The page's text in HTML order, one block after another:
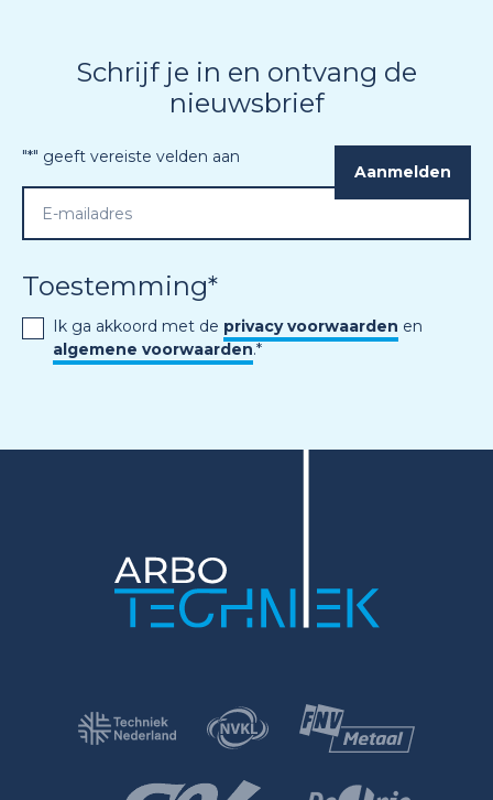
Schrijf je in en ontvang de
nieuwsbrief
"*" geeft vereiste velden aan
Toestemming*
Ik ga akkoord met de privacy voorwaarden en
algemene voorwaarden.*